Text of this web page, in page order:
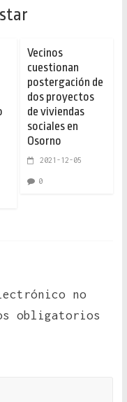
Vecinos
cuestionan
postergación de
dos proyectos
de viviendas
sociales en
Osorno
2021-12-05
0
no
obligatorios